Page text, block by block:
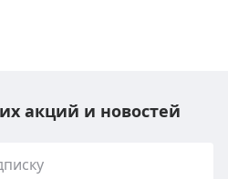
акций и новостей